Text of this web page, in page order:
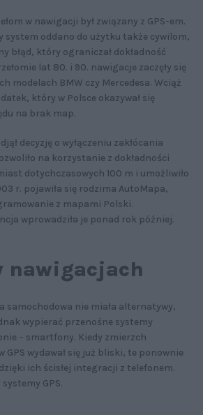
w nawigacji był związany z GPS-em.
system oddano do użytku także cywilom,
błąd, który ograniczał dokładność
lat 80. i 90. nawigacje zaczęły się
modelach BMW czy Mercedesa. Wciąż
który w Polsce okazywał się
na brak map.
decyzję o wyłączeniu zakłócania
na korzystanie z dokładności
dotychczasowych 100 m i umożliwiło
r. pojawiła się rodzima AutoMapa,
z mapami Polski.
wprowadziła je ponad rok później.
nawigacjach
samochodowa nie miała alternatywy,
wypierać przenośne systemy
– smartfony. Kiedy zmierzch
wydawał się już bliski, te ponownie
ich ścisłej integracji z telefonem.
GPS.